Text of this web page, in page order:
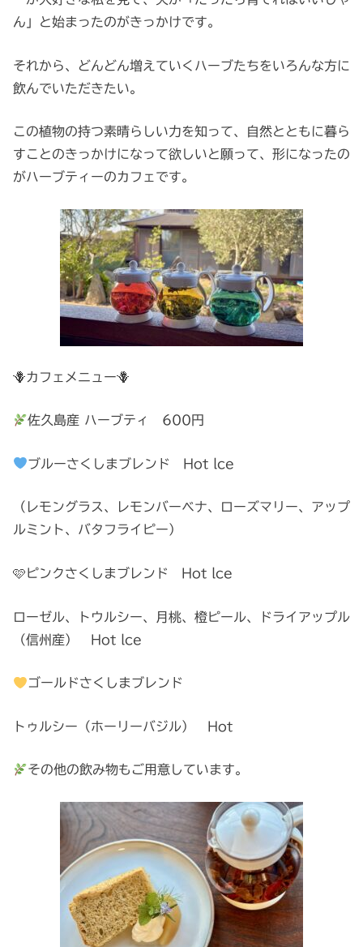
ん」と始まったのがきっかけです。
それから、どんどん増えていくハーブたちをいろんな方に
飲んでいただきたい。
この植物の持つ素晴らしい力を知って、自然とともに暮ら
すことのきっかけになって欲しいと願って、形になったの
がハーブティーのカフェです。
🪻カフェメニュー🪻
佐久島産 ハーブティ 600円
ブルーさくしまブレンド Hot lce
（レモングラス、レモンバーベナ、ローズマリー、アップ
ルミント、バタフライピー）
🩷ピンクさくしまブレンド Hot lce
ローゼル、トウルシー、月桃、橙ピール、ドライアップル
（信州産） Hot lce
ゴールドさくしまブレンド
トゥルシー（ホーリーバジル） Hot
その他の飲み物もご用意しています。